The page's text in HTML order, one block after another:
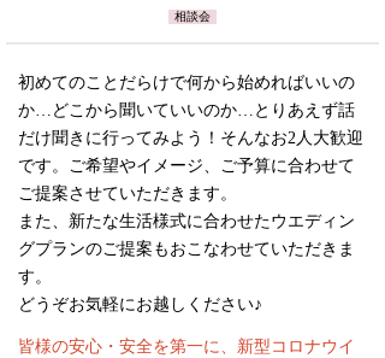
相談会
初めてのことだらけで何から始めればいいの
か…どこから聞いていいのか…とりあえず話
だけ聞きに行ってみよう！そんなお2人大歓迎
です。ご希望やイメージ、ご予算に合わせて
ご提案させていただきます。
また、新たな生活様式に合わせたウエディン
グプランのご提案もおこなわせていただきま
す。
どうぞお気軽にお越しください♪
皆様の安心・安全を第一に、新型コロナウイ